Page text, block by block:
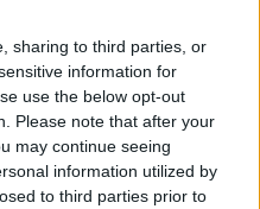
sharing to third parties, or
information for
use the below opt-out
Please note that after your
may continue seeing
information utilized by
to third parties prior to
η παρουσίαση του
ΕΛ.Α.Σ.
σεζόν - «Το πορτοκαλί